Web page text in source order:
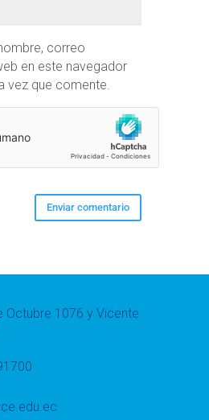
correo
en este navegador
vez que comente.
Octubre 1076 y Vicente